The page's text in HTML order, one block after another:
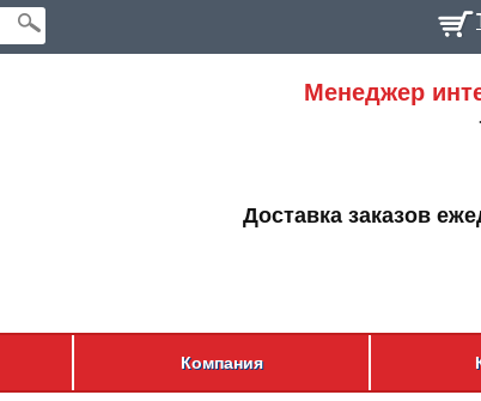
Менеджер
Доставка заказов
Компания